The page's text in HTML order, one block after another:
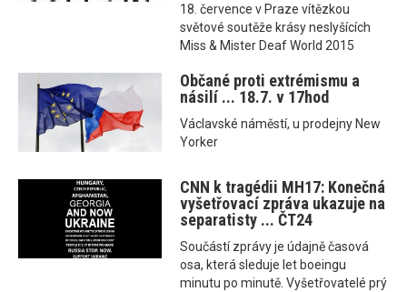
18. července v Praze vítězkou
světové soutěže krásy neslyšících
Miss & Mister Deaf World 2015
Občané proti extrémismu a
násilí ... 18.7. v 17hod
Václavské náměstí, u prodejny New
Yorker
CNN k tragédii MH17: Konečná
vyšetřovací zpráva ukazuje na
separatisty ... ČT24
Součástí zprávy je údajně časová
osa, která sleduje let boeingu
minutu po minutě. Vyšetřovatelé prý